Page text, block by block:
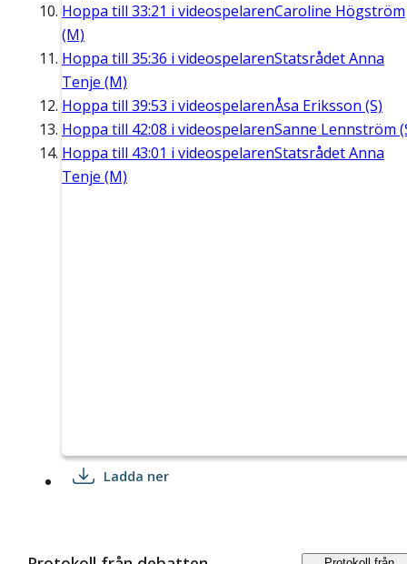
Hoppa till 33:21 i videospelarenCaroline Högström
(M)
Hoppa till 35:36 i videospelarenStatsrådet Anna
Tenje (M)
Hoppa till 39:53 i videospelarenÅsa Eriksson (S)
Hoppa till 42:08 i videospelarenSanne Lennström
Hoppa till 43:01 i videospelarenStatsrådet Anna
Tenje (M)
Ladda ner